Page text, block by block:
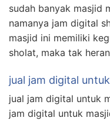
sudah banyak masjid
namanya jam digital
masjid ini memiliki
sholat, maka tak
jual jam digital
jual jam digital untuk
jam digital untuk